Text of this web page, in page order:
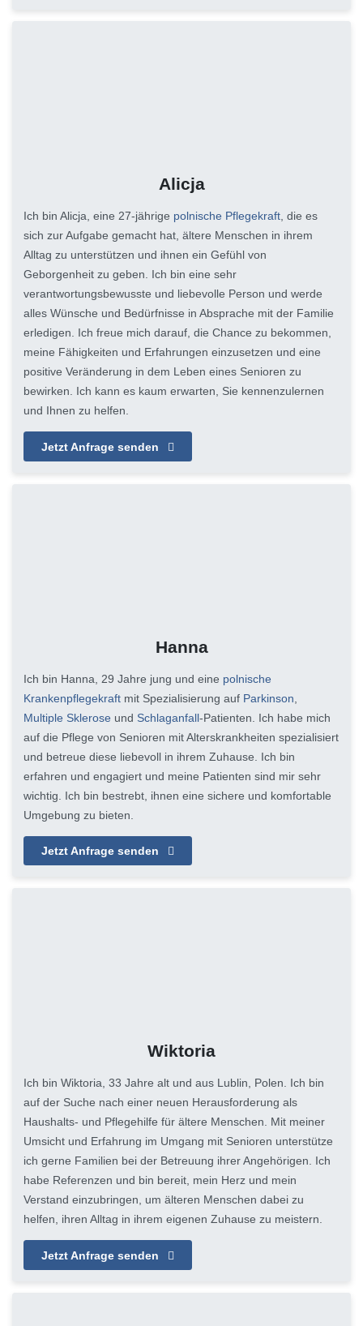
Alicja
Ich bin Alicja, eine 27-jährige polnische Pflegekraft, die es
sich zur Aufgabe gemacht hat, ältere Menschen in ihrem
Alltag zu unterstützen und ihnen ein Gefühl von
Geborgenheit zu geben. Ich bin eine sehr
verantwortungsbewusste und liebevolle Person und werde
alles Wünsche und Bedürfnisse in Absprache mit der Familie
erledigen. Ich freue mich darauf, die Chance zu bekommen,
meine Fähigkeiten und Erfahrungen einzusetzen und eine
positive Veränderung in dem Leben eines Senioren zu
bewirken. Ich kann es kaum erwarten, Sie kennenzulernen
und Ihnen zu helfen.
Jetzt Anfrage senden
Hanna
Ich bin Hanna, 29 Jahre jung und eine polnische
Krankenpflegekraft mit Spezialisierung auf Parkinson
Multiple Sklerose und Schlaganfall-Patienten. Ich habe mich
auf die Pflege von Senioren mit Alterskrankheiten spezialisiert
und betreue diese liebevoll in ihrem Zuhause. Ich bin
erfahren und engagiert und meine Patienten sind mir sehr
wichtig. Ich bin bestrebt, ihnen eine sichere und komfortable
Umgebung zu bieten.
Jetzt Anfrage senden
Wiktoria
Ich bin Wiktoria, 33 Jahre alt und aus Lublin, Polen. Ich bin
auf der Suche nach einer neuen Herausforderung als
Haushalts- und Pflegehilfe für ältere Menschen. Mit meiner
Umsicht und Erfahrung im Umgang mit Senioren unterstütze
ich gerne Familien bei der Betreuung ihrer Angehörigen. Ich
habe Referenzen und bin bereit, mein Herz und mein
Verstand einzubringen, um älteren Menschen dabei zu
helfen, ihren Alltag in ihrem eigenen Zuhause zu meistern.
Jetzt Anfrage senden